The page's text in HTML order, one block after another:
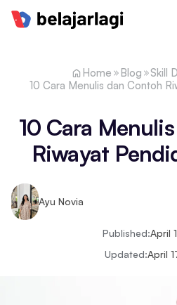
Home Blog
Skill
10 Cara Menulis dan Contoh
10 Cara
Riwayat
Ayu Novia
Published:April
Updated:April